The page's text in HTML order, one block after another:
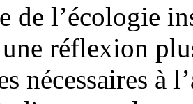
de l’écologie
une réflexion
nécessaires à